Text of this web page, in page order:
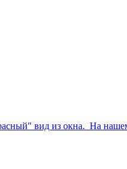
вид из окна. На